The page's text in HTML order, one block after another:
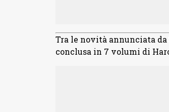
Tra le novità annunciata da
conclusa in 7 volumi di